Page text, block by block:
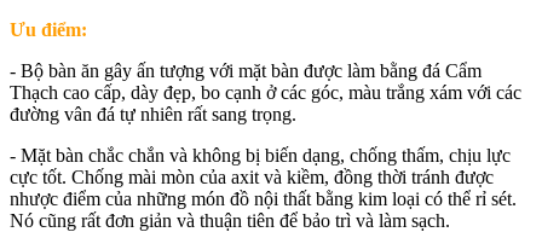
Ưu điểm:
- Bộ bàn ăn gây ấn tượng với mặt bàn được làm bằng đá Cẩm
Thạch cao cấp, dày đẹp, bo cạnh ở các góc, màu trắng xám với các
đường vân đá tự nhiên rất sang trọng.
- Mặt bàn chắc chắn và không bị biến dạng, chống thấm, chịu lực
cực tốt. Chống mài mòn của axit và kiềm, đồng thời tránh được
nhược điểm của những món đồ nội thất bằng kim loại có thể rỉ sét.
Nó cũng rất đơn giản và thuận tiên để bảo trì và làm sạch.